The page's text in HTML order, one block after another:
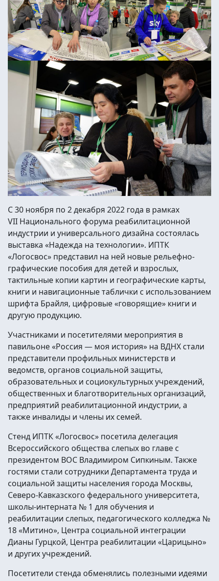
С 30 ноября по 2 декабря 2022 года в рамках
VII Национального форума реабилитационной
индустрии и универсального дизайна состоялась
выставка «Надежда на технологии». ИПТК
«Логосвос» представил на ней новые рельефно-
графические пособия для детей и взрослых,
тактильные копии картин и географические карты,
книги и навигационные таблички с использованием
шрифта Брайля, цифровые «говорящие» книги и
другую продукцию.
Участниками и посетителями мероприятия в
павильоне «Россия — моя история» на ВДНХ стали
представители профильных министерств и
ведомств, органов социальной защиты,
образовательных и социокультурных учреждений,
общественных и благотворительных организаций,
предприятий реабилитационной индустрии, а
также инвалиды и члены их семей.
Стенд ИПТК «Логосвос» посетила делегация
Всероссийского общества слепых во главе с
президентом ВОС Владимиром Сипкиным. Также
гостями стали сотрудники Департамента труда и
социальной защиты населения города Москвы,
Северо-Кавказского федерального университета,
школы-интерната № 1 для обучения и
реабилитации слепых, педагогического колледжа №
18 «Митино», Центра социальной интеграции
Дианы Гурцкой, Центра реабилитации «Царицыно»
и других учреждений.
Посетители стенда обменялись полезными идеями